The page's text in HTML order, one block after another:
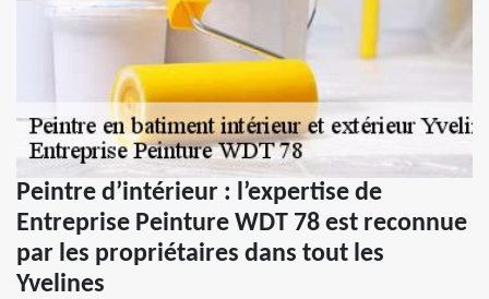
Peintre d’intérieur : l’expertise de
Entreprise Peinture WDT 78 est reconnue
par les propriétaires dans tout les
Yvelines